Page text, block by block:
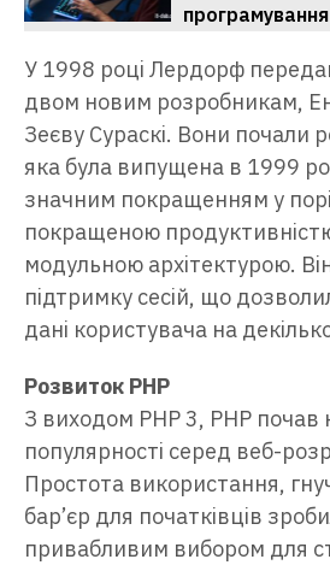
У 1998 році Лердорф
двом новим розробникам,
Зеєву Сураскі. Вони почали
яка була випущена в 1999
значним покращенням у
покращеною
модульною архітектурою.
підтримку сесій, що
дані користувача на
Розвиток PHP
З виходом PHP 3, PHP почав
популярності серед веб-
Простота використання,
бар’єр для початківців
привабливим вибором для